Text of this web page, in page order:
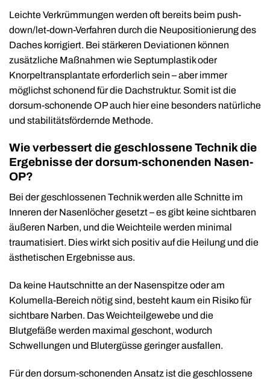
Leichte Verkrümmungen werden oft bereits beim push-
down/let-down-Verfahren durch die Neupositionierung des
Daches korrigiert. Bei stärkeren Deviationen können
zusätzliche Maßnahmen wie Septumplastik oder
Knorpeltransplantate erforderlich sein – aber immer
möglichst schonend für die Dachstruktur. Somit ist die
dorsum-schonende OP auch hier eine besonders natürliche
und stabilitätsfördernde Methode.
Wie verbessert die geschlossene Technik die
Ergebnisse der dorsum-schonenden Nasen-
OP?
Bei der geschlossenen Technik werden alle Schnitte im
Inneren der Nasenlöcher gesetzt – es gibt keine sichtbaren
äußeren Narben, und die Weichteile werden minimal
traumatisiert. Dies wirkt sich positiv auf die Heilung und die
ästhetischen Ergebnisse aus.
Da keine Hautschnitte an der Nasenspitze oder am
Kolumella-Bereich nötig sind, besteht kaum ein Risiko für
sichtbare Narben. Das Weichteilgewebe und die
Blutgefäße werden maximal geschont, wodurch
Schwellungen und Blutergüsse geringer ausfallen.
Für den dorsum-schonenden Ansatz ist die geschlossene